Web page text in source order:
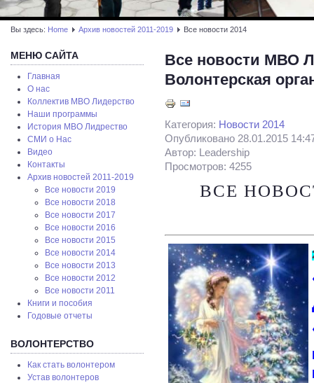
Вы здесь: Home Архив новостей 2011-2019 Все новости 2014
МЕНЮ САЙТА
Главная
О нас
Коллектив МВО Лидерство
Наши программы
История МВО Лидрество
СМИ о Нас
Видео
Контакты
Архив новостей 2011-2019
Все новости 2019
Все новости 2018
Все новости 2017
Все новости 2016
Все новости 2015
Все новости 2014
Все новости 2013
Все новости 2012
Все новости 2011
Книги и пособия
Годовые отчеты
ВОЛОНТЕРСТВО
Как стать волонтером
Устав волонтеров
Все новости МВО
Волонтерская
Категория: Новости 2014
Опубликовано 28.01.2015
Автор: Leadership
Просмотров: 4255
ВСЕ